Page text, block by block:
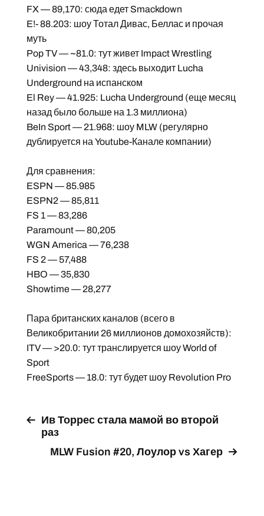
FX — 89,170: сюда едет Smackdown
E!- 88.203: шоу Тотал Дивас, Беллас и прочая
муть
Pop TV — ~81.0: тут живет Impact Wrestling
Univision — 43,348: здесь выходит Lucha
Underground на испанском
El Rey — 41.925: Lucha Underground (еще месяц
назад было больше на 1.3 миллиона)
BeIn Sport — 21.968: шоу MLW (регулярно
дублируется на Youtube-Канале компании)
Для сравнения:
ESPN — 85.985
ESPN2 — 85,811
FS 1 — 83,286
Paramount — 80,205
WGN America — 76,238
FS 2 — 57,488
HBO — 35,830
Showtime — 28,277
Пара британских каналов (всего в
Великобритании 26 миллионов домохозяйств):
ITV — >20.0: тут транслируется шоу World of
Sport
FreeSports — 18.0: тут будет шоу Revolution Pro
Ив Торрес стала мамой во второй
раз
MLW Fusion #20, Лоулор vs Хагер